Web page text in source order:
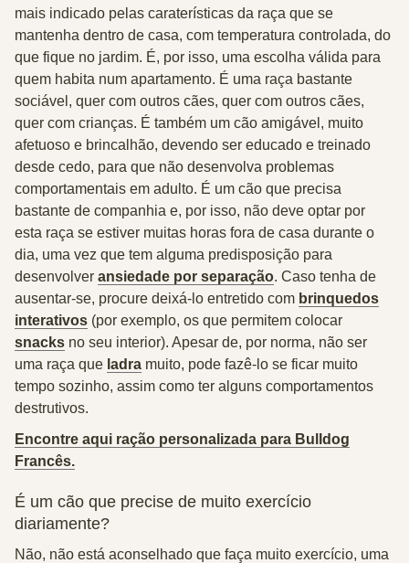
mais indicado pelas caraterísticas da raça que se
mantenha dentro de casa, com temperatura controlada, do
que fique no jardim. É, por isso, uma escolha válida para
quem habita num apartamento. É uma raça bastante
sociável , quer com outros cães, quer com outros cães,
quer com crianças. É também um cão amigável, muito
afetuoso e brincalhão, devendo ser educado e treinado
desde cedo, para que não desenvolva problemas
comportamentais em adulto. É um cão que precisa
bastante de companhia e, por isso, não deve optar por
esta raça se estiver muitas horas fora de casa durante o
dia, uma vez que tem alguma predisposição para
desenvolver ansiedade por separação. Caso tenha de
ausentar-se, procure deixá-lo entretido com brinquedos
interativos (por exemplo, os que permitem colocar
snacks no seu interior). Apesar de, por norma, não ser
uma raça que ladra muito, pode fazê-lo se ficar muito
tempo sozinho, assim como ter alguns comportamentos
destrutivos.
Encontre aqui ração personalizada para Bulldog
Francês.
É um cão que precise de muito exercício
diariamente?
Não, não está aconselhado que faça muito exercício, uma